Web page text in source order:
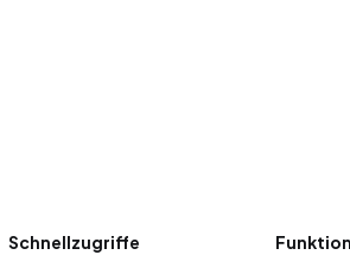
Schnellzugriffe